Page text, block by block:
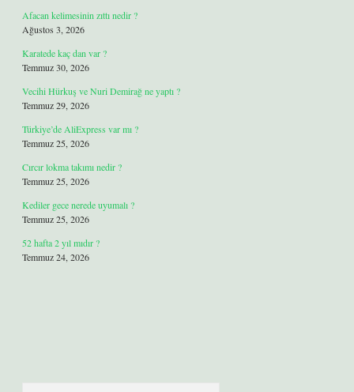
Afacan kelimesinin zıttı nedir ?
Ağustos 3, 2026
Karatede kaç dan var ?
Temmuz 30, 2026
Vecihi Hürkuş ve Nuri Demirağ ne yaptı ?
Temmuz 29, 2026
Türkiye’de AliExpress var mı ?
Temmuz 25, 2026
Cırcır lokma takımı nedir ?
Temmuz 25, 2026
Kediler gece nerede uyumalı ?
Temmuz 25, 2026
52 hafta 2 yıl mıdır ?
Temmuz 24, 2026